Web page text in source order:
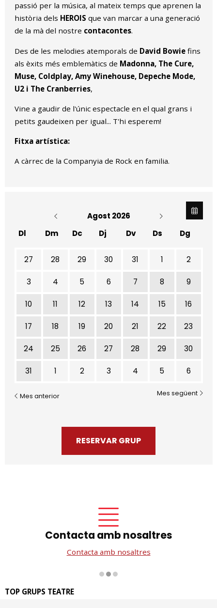
passió per la música, al mateix temps que aprenen la
història dels HEROIS que van marcar a una generació
de la mà del nostre contacontes.
Des de les melodies atemporals de David Bowiefins
als èxits més emblemàtics de Madonna, The Cure,
Muse, Coldplay, Amy Winehouse, Depeche Mode,
U2 i The Cranberries,
Vine a gaudir de l'únic espectacle en el qual grans i
petits gaudeixen per igual... T'hi esperem!
Fitxa artística:
A càrrec de la Companyia de Rock en familia.
Agost 2026
Dl
Dm Dc Dj Dv Ds Dg
No hi ha cap activitat aquest mes
27 28 29 30 31 1 2
3 4 5 6 7 8 9
10 11 12 13 14 15 16
17 18 19 20 21 22 23
24 25 26 27 28 29 30
31 1 2 3 4 5 6
Mes anterior Mes següent
RESERVAR GRUP
Contacta amb nosaltres
Contacta amb nosaltres
TOP GRUPS TEATRE